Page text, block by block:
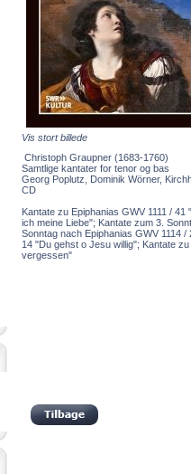
Vis stort billede
Christoph Graupner (1683-1760)
Samtlige kantater for tenor og bas
Georg Poplutz, Dominik Wörner,
CD
Kantate zu Epiphanias GWV 1111 /
ich meine Liebe"; Kantate zum 3.
Sonntag nach Epiphanias GWV 1114
14 "Du gehst o Jesu willig"; Kantate
vergessen"